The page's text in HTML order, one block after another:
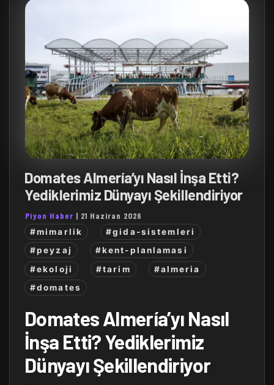
Domates Almería’yı Nasıl İnşa Etti?
Yediklerimiz Dünyayı Şekillendiriyor
Piyon Haber | 21 Haziran 2026
#mimarlik
#gida-sistemleri
#peyzaj
#kent-planlamasi
#ekoloji
#tarim
#almeria
#domates
Domates Almería’yı Nasıl
İnşa Etti? Yediklerimiz
Dünyayı Şekillendiriyor